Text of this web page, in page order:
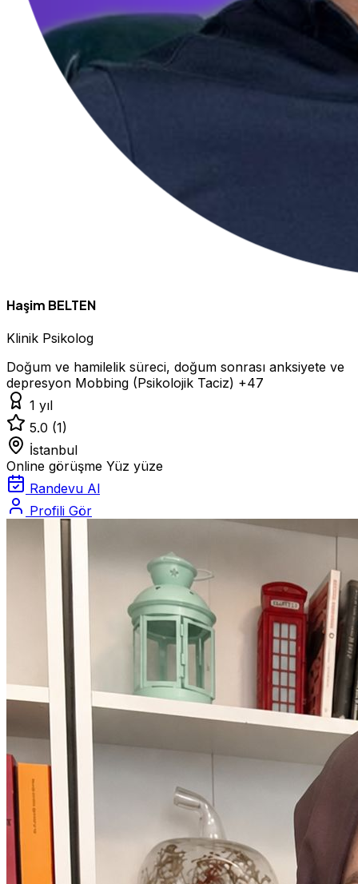
Haşim BELTEN
Klinik Psikolog
Doğum ve hamilelik süreci, doğum sonrası anksiyete ve
depresyon Mobbing (Psikolojik Taciz) +47
1 yıl
5.0 (1)
İstanbul
Online görüşme Yüz yüze
Randevu Al
Profili Gör